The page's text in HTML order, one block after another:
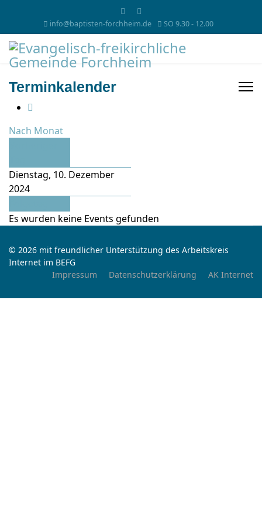
info@baptisten-forchheim.de SO 9.30 - 12.00
Terminkalender
Nach Monat
Dienstag, 10. Dezember
2024
Es wurden keine Events gefunden
© 2026 mit freundlicher Unterstützung des Arbeitskreis
Internet im BEFG
Impressum
Datenschutzerklärung AK Internet